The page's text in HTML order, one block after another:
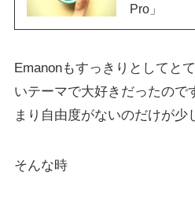
Pro」
Emanonもすっきりとしてと
いテーマで大好きだったので
まり自由度がないのだけが少
そんな時